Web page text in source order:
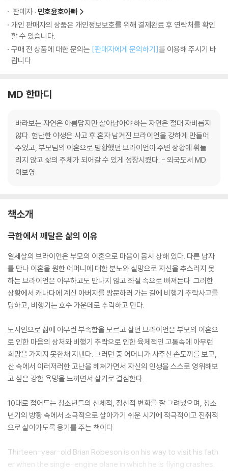
판매자 : 민호윤호아빠
개인 판매자의 상품은 개인정보보호를 위해 결제완료 후 연락처를 확인
할 수 있습니다.
구매 전 상품에 대한 문의는 [판매자에게 문의하기]를 이용해 주시기 바
랍니다.
MD 한마디
바라보는 자연은 아름답지만 살아남아야 하는 자연은 절대 자비롭지
않다. 험난한 야생은 사고 후 혼자 남겨진 브라이언을 강하게 만들어
주었고, 부모님의 이혼으로 방황했던 브라이언이 주변 상황에 휘둘
리지 않고 삶의 주체가 되어갈 수 있게 성장시켰다. - 외국도서 MD
이보영
책소개
극한에서 깨달은 삶의 이유
열세살의 브라이언은 부모의 이혼으로 마음이 몹시 상해 있다. 다른 남자
를 만나 이혼을 원한 어머니에 대한 분노와 실망으로 자신을 추스러지 못
하는 브라이언은 아무하고도 만나지 않고 좌절 속으로 빠져든다. 그러한
상황에서 캐나다에 계신 아버지를 방문하러 가는 길에 비행기 추락사고를
당하고, 비행기는 호수 가운데로 추락하고 만다.
도시인으로 삶에 아무런 부족함을 모르고 살던 브라이언은 부모의 이혼으
로 인한 마음의 상처와 비행기 추락으로 인한 육체적인 고통속에 아무런
희망을 가지지 못한채 지낸다. 그러던 중 어머니가 사주신 손도끼를 보고,
산 속에서 이러저러한 고난을 헤쳐가면서 자신의 인생을 스스로 영위해보
고 싶은 강한 욕망을 느끼면서 살기로 결심한다.
10대로 접어드는 청소년들의 신체적, 정신적 변화를 잘 그려냈으며, 청소
년기의 방황 속에서 소극적으로 살아가기 쉬운 시기에 적극적이고 진취적
으로 살아가도록 용기를 주는 책이다.
Thirteen-year-old Brian Robeson is on his way to visit his fath
er when the single-engine plane in which he is flying crashes.